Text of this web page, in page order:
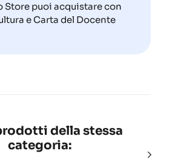
Store puoi acquistare con
e Carta del Docente
della stessa
categoria: